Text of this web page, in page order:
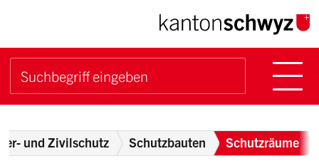
Navigieren im Kanton
Schnellnavigation
Suchbegriff
Breadcrumb
und Zivilschutz Schutzbauten Schutzräume